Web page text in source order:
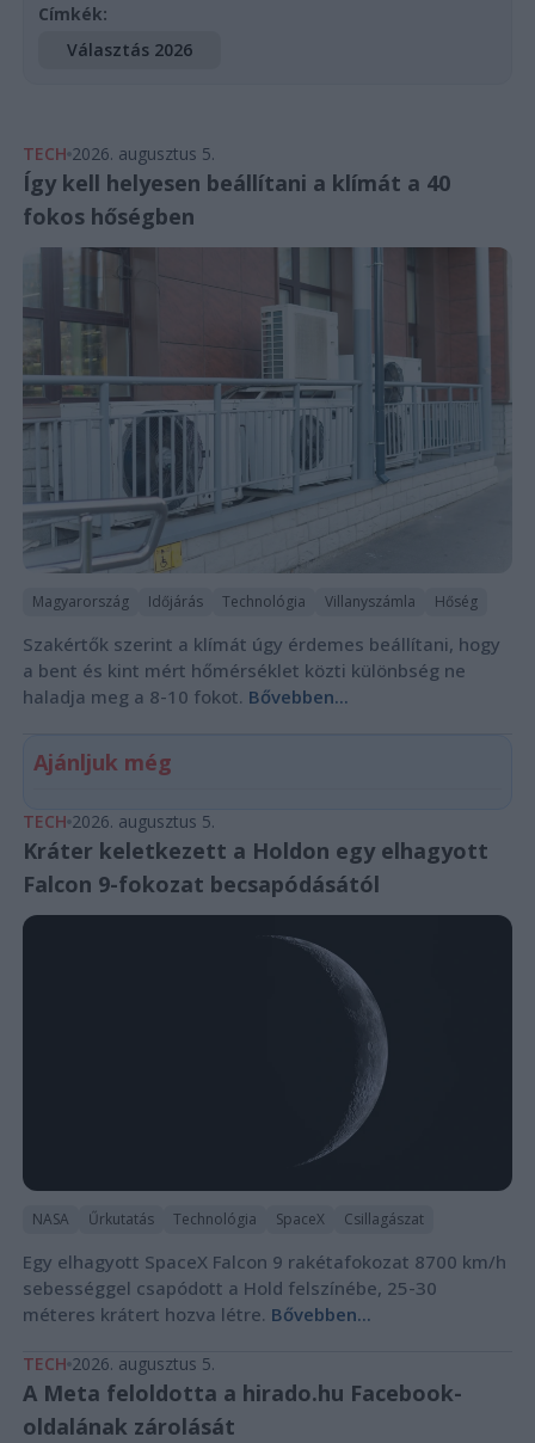
Címkék:
Választás 2026
TECH 2026. augusztus 5.
Így kell helyesen beállítani a klímát a 40
fokos hőségben
Magyarország Időjárás Technológia Villanyszámla Hőség
Szakértők szerint a klímát úgy érdemes beállítani, hogy
a bent és kint mért hőmérséklet közti különbség ne
haladja meg a 8-10 fokot. Bővebben...
Ajánljuk még
TECH 2026. augusztus 5.
Kráter keletkezett a Holdon egy elhagyott
Falcon 9-fokozat becsapódásától
NASA Űrkutatás Technológia SpaceX Csillagászat
Egy elhagyott SpaceX Falcon 9 rakétafokozat 8700 km/h
sebességgel csapódott a Hold felszínébe, 25-30
méteres krátert hozva létre. Bővebben...
TECH 2026. augusztus 5.
A Meta feloldotta a hirado.hu Facebook-
oldalának zárolását